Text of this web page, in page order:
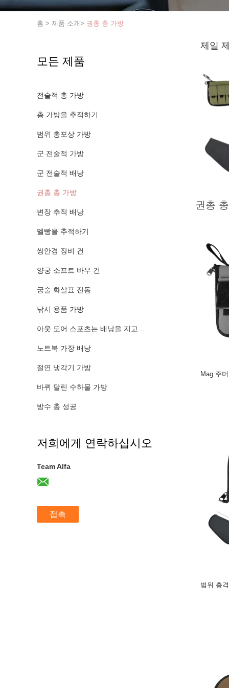
홈 > 제품 소개> 권총 총 가방
모든 제품
전술적 총 가방
총 가방을 추적하기
범위 총포상 가방
군 전술적 가방
군 전술적 배낭
권총 총 가방
변장 추적 배낭
멜빵을 추적하기
쌍안경 장비 건
양궁 소프트 바우 건
궁술 화살표 진동
낚시 용품 가방
아웃 도어 스포츠는 배낭을 지고 걷습니다
노트북 가장 배낭
절연 냉각기 가방
바퀴 달린 수하물 가방
방수 총 성공
저희에게 연락하십시오
Team Alfa
접촉
제일
권총
Mag 주
범위 총